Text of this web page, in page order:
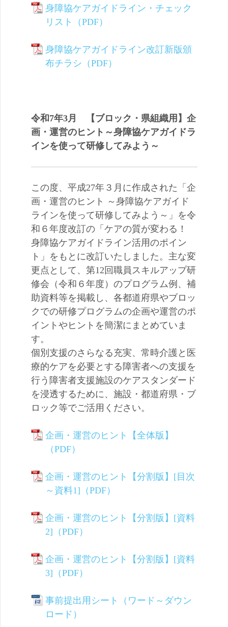
身障協ケアガイドライン・チェック
リスト（PDF）
身障協ケアガイドライン改訂新版頒
布チラシ（PDF）
令和7年3月 【ブロック・県組織用】企
画・運営のヒント～身障協ケアガイドラ
インを使って研修してみよう～
この度、平成27年３月に作成された「企
画・運営のヒント ～身障協ケアガイド
ラインを使って研修してみよう～」を令
和６年度改訂の「ケアの質が変わる！
身障協ケアガイドライン活用のポイン
ト」をもとに改訂いたしました。主な変
更点として、第12回職員スキルアップ研
修会（令和６年度）のプログラム例、補
助資料等を掲載し、各都道府県やブロッ
クでの研修プログラムの企画や運営のポ
イントやヒントを簡潔にまとめていま
す。
個別支援のさらなる充実、常時介護と医
療的ケアを必要とする障害者への支援を
行う障害者支援施設のケアスタンダード
を浸透するために、施設・都道府県・ブ
ロック等でご活用ください。
企画・運営のヒント【全体版】
（PDF）
企画・運営のヒント【分割版】[目次
～資料1]（PDF）
企画・運営のヒント【分割版】[資料
2]（PDF）
企画・運営のヒント【分割版】[資料
3]（PDF）
事前提出用シート（ワード～ダウン
ロード）